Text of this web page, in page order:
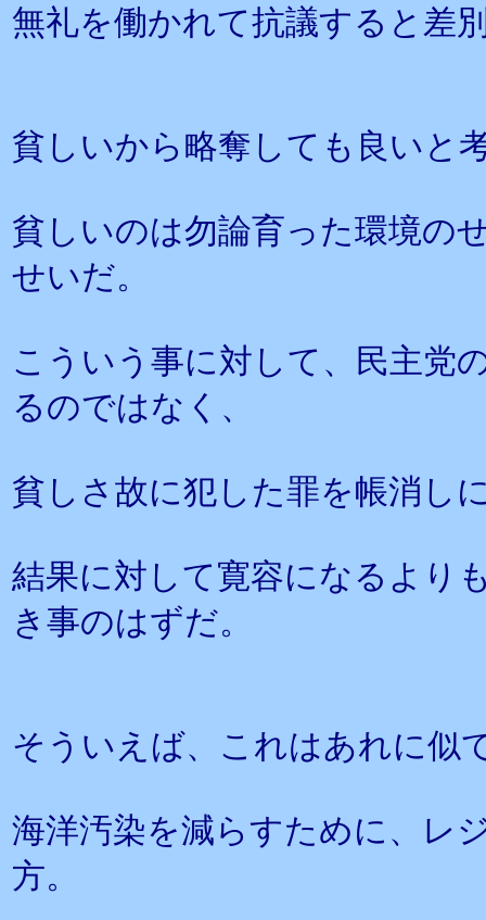
無礼を働かれて抗議すると差
貧しいから略奪しても良いと
貧しいのは勿論育った環境の
せいだ。
こういう事に対して、民主党
るのではなく、
貧しさ故に犯した罪を帳消し
結果に対して寛容になるより
き事のはずだ。
そういえば、これはあれに似
海洋汚染を減らすために、レ
方。